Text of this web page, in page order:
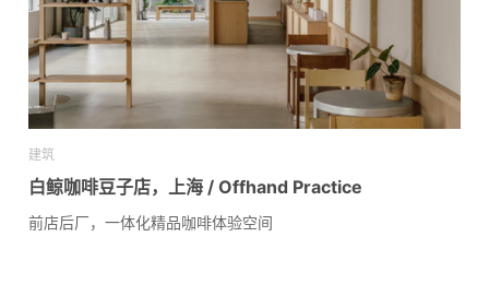
建筑
白鲸咖啡豆子店，上海 / Offhand Practice
前店后厂，一体化精品咖啡体验空间